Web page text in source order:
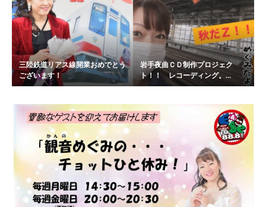
三陸鉄道リアス線開業おめでとう
ございます！
岩手夜曲ＣＤ制作プロジェク
ト！！ レコーディング。...